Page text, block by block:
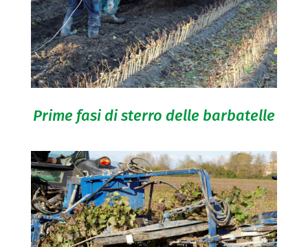
Prime fasi di sterro delle barbatelle